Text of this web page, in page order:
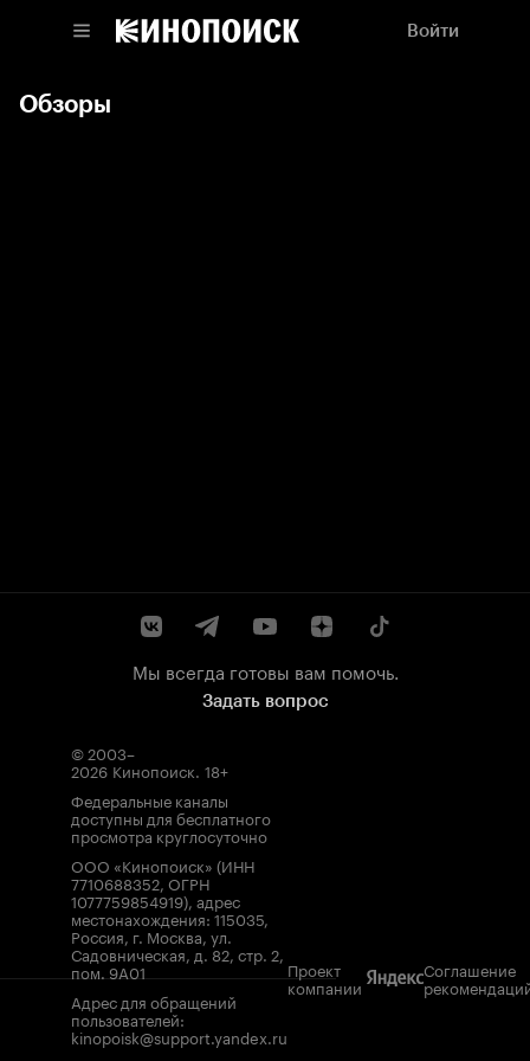
Войти
Обзоры
Мы всегда готовы вам помочь.
Задать вопрос
© 2003–
2026 Кинопоиск. 18+
Федеральные каналы
доступны для бесплатного
просмотра круглосуточно
ООО «Кинопоиск» (ИНН
7710688352, ОГРН
1077759854919), адрес
местонахождения: 115035,
Россия, г. Москва, ул.
Садовническая, д. 82, стр. 2,
пом. 9А01
Адрес для обращений
пользователей:
kinopoisk@support.yandex.ru
Проект
компании
Соглашение